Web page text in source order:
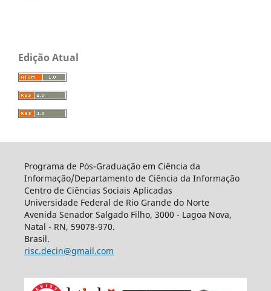
Edição Atual
Programa de Pós-Graduação em Ciência da
Informação/Departamento de Ciência da Informação
Centro de Ciências Sociais Aplicadas
Universidade Federal de Rio Grande do Norte
Avenida Senador Salgado Filho, 3000 - Lagoa Nova,
Natal - RN, 59078-970.
Brasil.
risc.decin@gmail.com